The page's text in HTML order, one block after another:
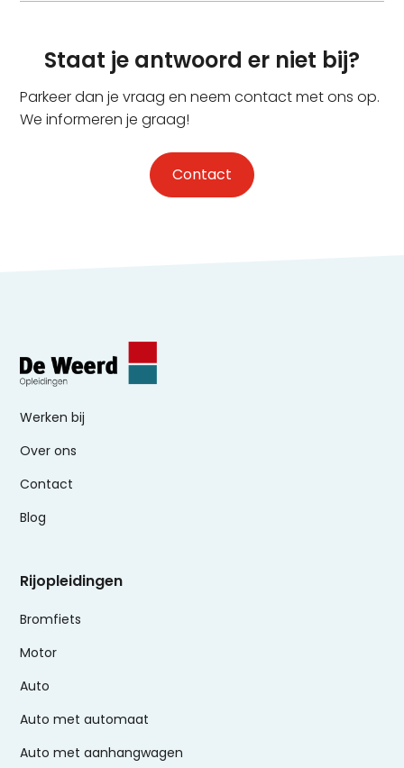
weken voor de examendatum.
Staat je antwoord er niet bij?
Parkeer dan je vraag en neem contact met ons op.
We informeren je graag!
Contact
Werken bij
Over ons
Contact
Blog
Rijopleidingen
Bromfiets
Motor
Auto
Auto met automaat
Auto met aanhangwagen